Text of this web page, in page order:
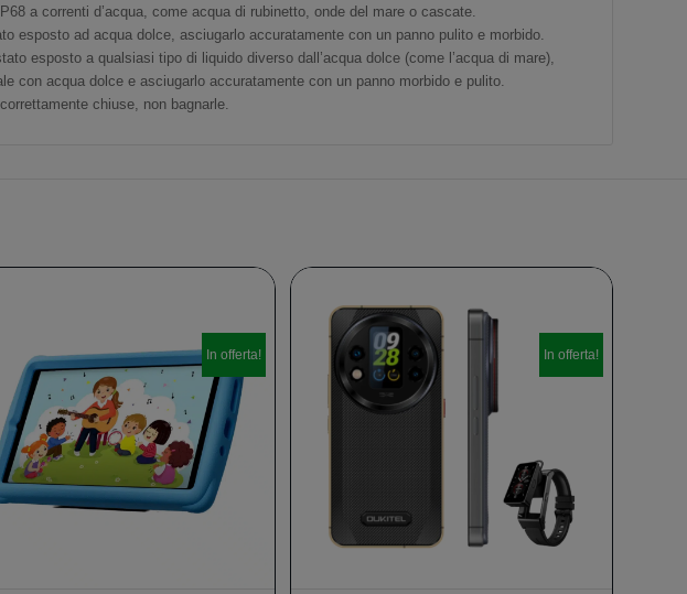
a correnti d’acqua, come acqua di rubinetto, onde del mare o cascate.
esposto ad acqua dolce, asciugarlo accuratamente con un panno pulito e morbido.
esposto a qualsiasi tipo di liquido diverso dall’acqua dolce (come l’acqua di mare),
con acqua dolce e asciugarlo accuratamente con un panno morbido e pulito.
chiuse, non bagnarle.
In offerta! In offerta!